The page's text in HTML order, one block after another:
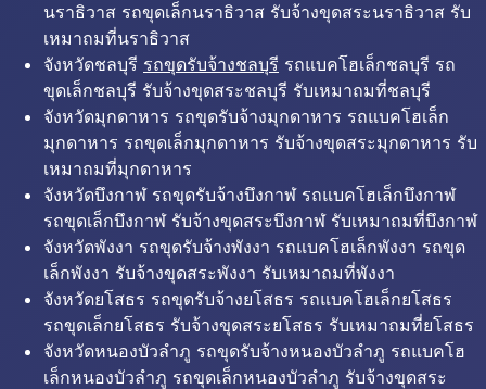
นราธิวาส รถขุดเล็กนราธิวาส รับจ้างขุดสระนราธิวาส รับ
เหมาถมที่นราธิวาส
จังหวัดชลบุรี รถขุดรับจ้างชลบุรี รถแบคโฮเล็กชลบุรี รถ
ขุดเล็กชลบุรี รับจ้างขุดสระชลบุรี รับเหมาถมที่ชลบุรี
จังหวัดมุกดาหาร รถขุดรับจ้างมุกดาหาร รถแบคโฮเล็ก
มุกดาหาร รถขุดเล็กมุกดาหาร รับจ้างขุดสระมุกดาหาร รับ
เหมาถมที่มุกดาหาร
จังหวัดบึงกาฬ รถขุดรับจ้างบึงกาฬ รถแบคโฮเล็กบึงกาฬ
รถขุดเล็กบึงกาฬ รับจ้างขุดสระบึงกาฬ รับเหมาถมที่บึงกาฬ
จังหวัดพังงา รถขุดรับจ้างพังงา รถแบคโฮเล็กพังงา รถขุด
เล็กพังงา รับจ้างขุดสระพังงา รับเหมาถมที่พังงา
จังหวัดยโสธร รถขุดรับจ้างยโสธร รถแบคโฮเล็กยโสธร
รถขุดเล็กยโสธร รับจ้างขุดสระยโสธร รับเหมาถมที่ยโสธร
จังหวัดหนองบัวลำภู รถขุดรับจ้างหนองบัวลำภู รถแบคโฮ
เล็กหนองบัวลำภู รถขุดเล็กหนองบัวลำภู รับจ้างขุดสระ